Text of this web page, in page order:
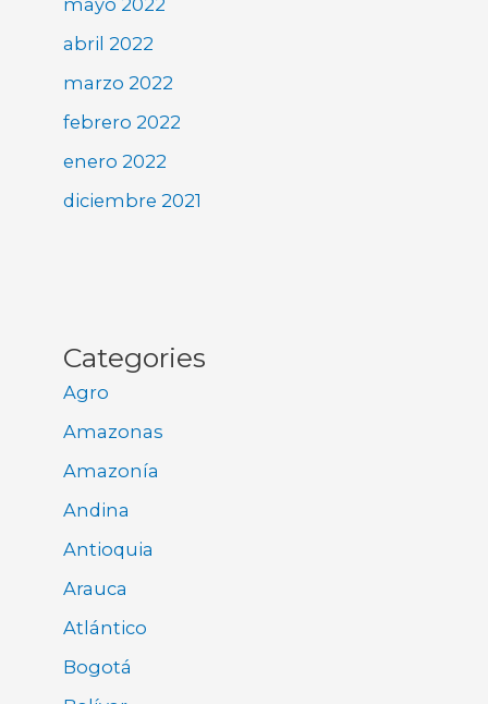
abril 2022
marzo 2022
febrero 2022
enero 2022
diciembre 2021
Categories
Agro
Amazonas
Amazonía
Andina
Antioquia
Arauca
Atlántico
Bogotá